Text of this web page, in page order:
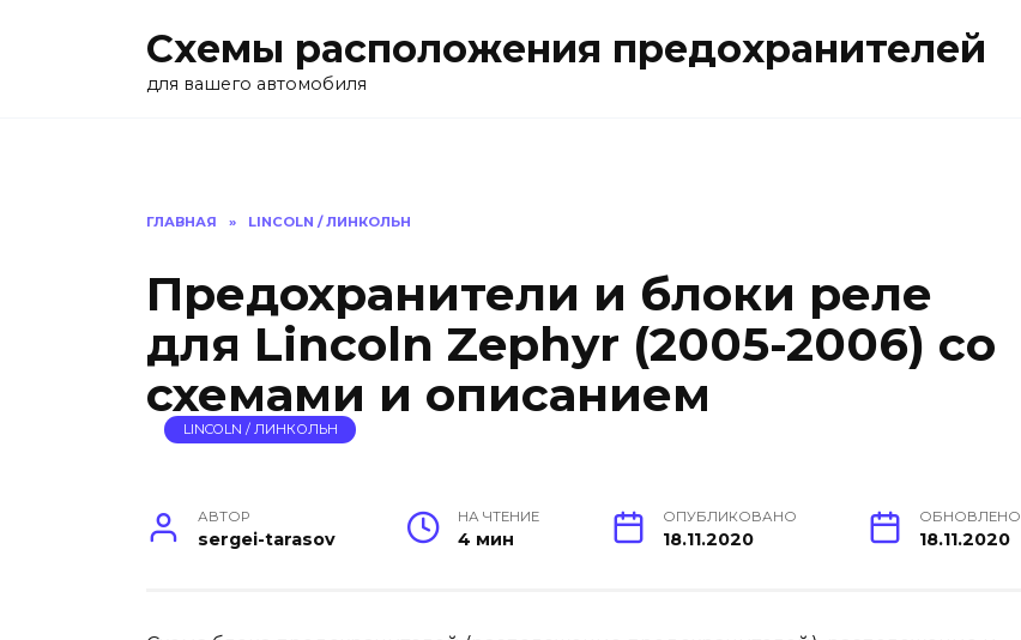
Схемы расположения предохранителей
для вашего автомобиля
ГЛАВНАЯ » LINCOLN / ЛИНКОЛЬН
Предохранители и блоки реле
для Lincoln Zephyr (2005-2006) со
схемами и описанием
LINCOLN / ЛИНКОЛЬН
АВТОР
sergei-tarasov
НА ЧТЕНИЕ
4 мин
ОПУБЛИКОВАНО
18.11.2020
ОБНОВЛЕНО
18.11.2020